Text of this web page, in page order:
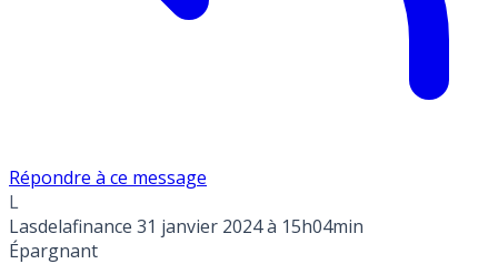
Répondre à ce message
L
Lasdelafinance 31 janvier 2024 à 15h04min
Épargnant